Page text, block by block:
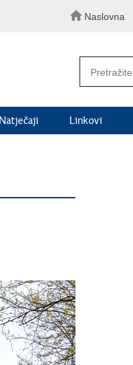
Naslovna
Natječaji Linkovi